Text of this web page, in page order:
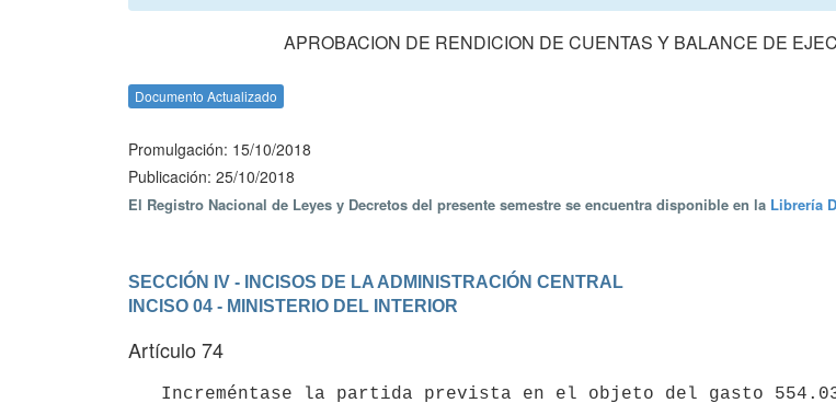
APROBACION DE RENDICION DE CUENTAS Y BALANCE DE
Documento Actualizado
Promulgación: 15/10/2018
Publicación: 25/10/2018
El Registro Nacional de Leyes y Decretos del presente semestre se encuentra disponible en la Librería
SECCIÓN IV - INCISOS DE LA ADMINISTRACIÓN CENTRAL
INCISO 04 - MINISTERIO DEL INTERIOR
Artículo 74